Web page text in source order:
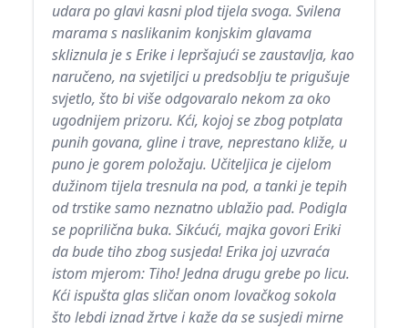
udara po glavi kasni plod tijela svoga. Svilena
marama s naslikanim konjskim glavama
skliznula je s Erike i lepršajući se zaustavlja, kao
naručeno, na svjetiljci u predsoblju te prigušuje
svjetlo, što bi više odgovaralo nekom za oko
ugodnijem prizoru. Kći, kojoj se zbog potplata
punih govana, gline i trave, neprestano kliže, u
puno je gorem položaju. Učiteljica je cijelom
dužinom tijela tresnula na pod, a tanki je tepih
od trstike samo neznatno ublažio pad. Podigla
se poprilična buka. Sikćući, majka govori Eriki
da bude tiho zbog susjeda! Erika joj uzvraća
istom mjerom: Tiho! Jedna drugu grebe po licu.
Kći ispušta glas sličan onom lovačkog sokola
što lebdi iznad žrtve i kaže da se susjedi mirne